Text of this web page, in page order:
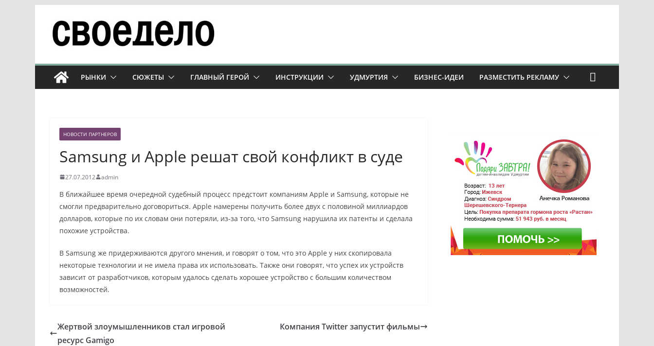
содержимому
РЫНКИ СЮЖЕТЫ ГЛАВНЫЙ ГЕРОЙ ИНСТРУКЦИИ УДМУРТИЯ БИЗНЕС-ИДЕИ РАЗМЕСТИТЬ РЕКЛАМУ
НОВОСТИ ПАРТНЕРОВ
Samsung и Apple решат свой конфликт в суде
27.07.2012 admin
В ближайшее время очередной судебный процесс предстоит компаниям Apple и Samsung, которые не
смогли предварительно договориться. Apple намерены получить более двух с половиной миллиардов
долларов, которые по их словам они потеряли, из-за того, что Samsung нарушила их патенты и сделала
похожие устройства.
В Samsung же придерживаются другого мнения, и говорят о том, что это Apple у них скопировала
некоторые технологии и не имела права их использовать. Также они говорят, что успех их устройств
зависит от разработчиков, которым удалось сделать хорошее устройство с большим количеством
возможностей.
Жертвой злоумышленников стал игровой
ресурс Gamigo
Компания Twitter запустит фильмы